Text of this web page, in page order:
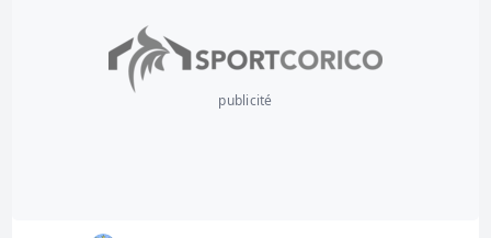
publicité